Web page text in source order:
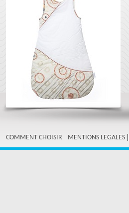
COMMENT CHOISIR | MENTIONS LEGALES |